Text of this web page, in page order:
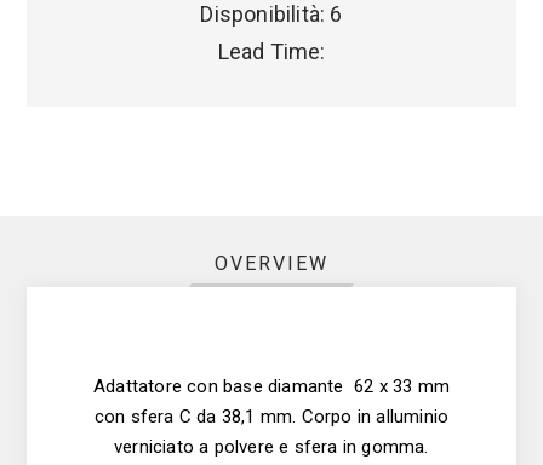
Disponibilità: 6
Lead Time:
OVERVIEW
Adattatore con base diamante 62 x 33 mm
con sfera C da 38,1 mm. Corpo in alluminio
verniciato a polvere e sfera in gomma.